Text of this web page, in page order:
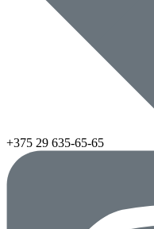
+375 29 635-65-65